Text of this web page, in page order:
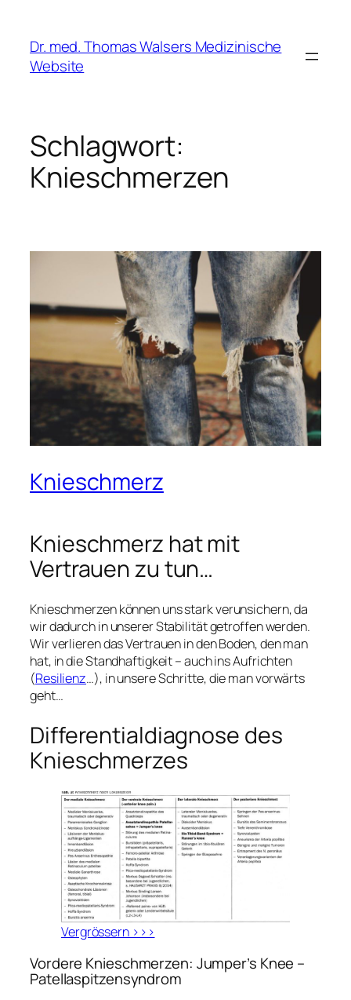
springen
Dr. med. Thomas Walsers Medizinische
Website
Schlagwort:
Knieschmerzen
Knieschmerz
Knieschmerz hat mit
Vertrauen zu tun…
Knieschmerzen können uns stark verunsichern, da
wir dadurch in unserer Stabilität getroffen werden.
Wir verlieren das Vertrauen in den Boden, den man
hat, in die Standhaftigkeit – auch ins Aufrichten
(Resilienz…), in unsere Schritte, die man vorwärts
geht…
Differentialdiagnose des
Knieschmerzes
Vergrössern >>>
Vordere Knieschmerzen: Jumper’s Knee –
Patellaspitzensyndrom